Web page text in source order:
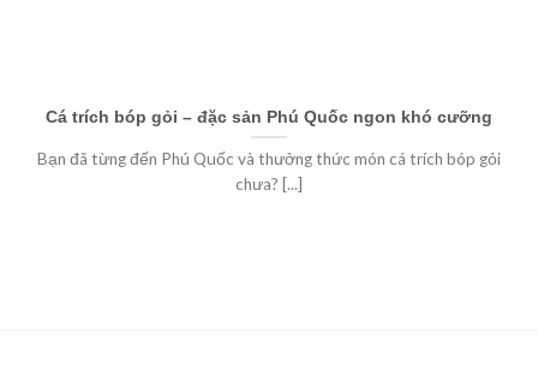
Cá trích bóp gỏi – đặc sản Phú Quốc ngon khó cưỡng
Bạn đã từng đến Phú Quốc và thưởng thức món cá trích bóp gỏi
chưa? [...]